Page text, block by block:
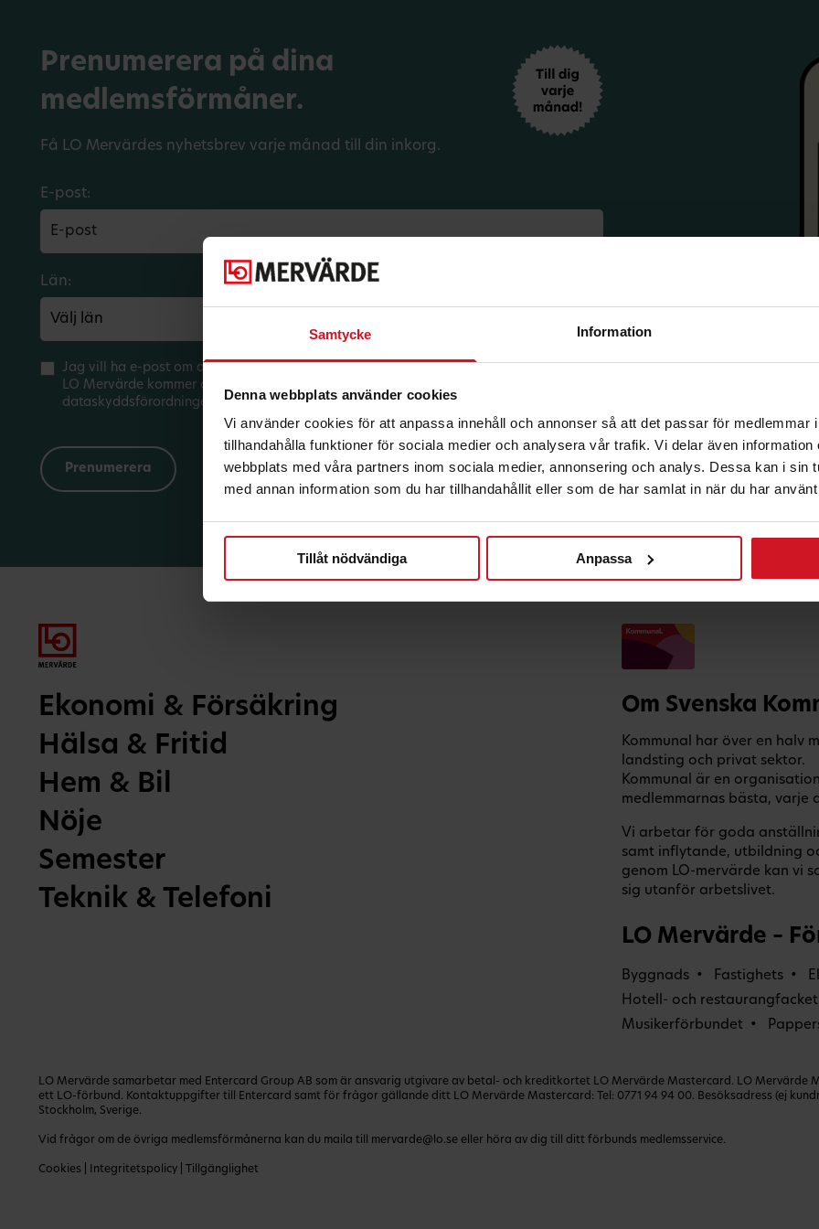
Samtycke Information
Denna webbplats använder cookies
Vi använder cookies för att anpassa innehåll och annonser så att det passar för medlemmar
tillhandahålla funktioner för sociala medier och analysera vår trafik. Vi delar även
webbplats med våra partners inom sociala medier, annonsering och analys. Dessa kan i sin
med annan information som du har tillhandahållit eller som de har samlat in när du har
Tillåt nödvändiga Anpassa
Prenumerera på dina
medlemsförmåner.
Få LO Mervärdes nyhetsbrev varje månad till din inkorg.
E-post:
Län: Förbund:
Jag vill ha e-post om aktuella erbjudanden och medlemsförmåner från LO Mervärde.
LO Mervärde kommer att hantera mina personuppgifter i enlighet med allmänna
dataskyddsförordningen (GDPR). Jag kan när som helst avsluta prenumerationen.
Ekonomi & Försäkring
Hälsa & Fritid
Hem & Bil
Nöje
Semester
Teknik & Telefoni
Om Svenska
Kommunal har över en halv
landsting och privat sektor.
Kommunal är en
medlemmarnas bästa, varje
Vi arbetar för goda
samt inflytande, utbildning
genom LO-mervärde kan vi
sig utanför arbetslivet.
LO Mervärde –
Byggnads Fastighets
Hotell- och restaurangfacket
Musikerförbundet
LO Mervärde samarbetar med Entercard Group AB som är ansvarig utgivare av betal- och kreditkortet LO Mervärde Mastercard. LO
ett LO-förbund. Kontaktuppgifter till Entercard samt för frågor gällande ditt LO Mervärde Mastercard: Tel: 0771 94 94 00. Besöksadress (ej
Stockholm, Sverige.
Vid frågor om de övriga medlemsförmånerna kan du maila till mervarde@lo.se eller höra av dig till ditt förbunds medlemsservice.
Cookies Integritetspolicy Tillgänglighet